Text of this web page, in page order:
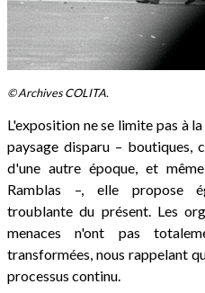
© Archives COLITA.
L'exposition ne se limite pas à
paysage disparu – boutiques,
d'une autre époque, et
Ramblas –, elle propose
troublante du présent. Les
menaces n'ont pas
transformées, nous rappelant
processus continu.